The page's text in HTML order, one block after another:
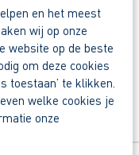
en het meest
wij op onze
website op de beste
om deze cookies
toestaan’ te klikken.
welke cookies je
onze
Al binnen 1
met een 9+.
voor een